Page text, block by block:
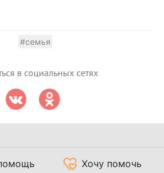
#семья
в социальных сетях
Хочу помочь